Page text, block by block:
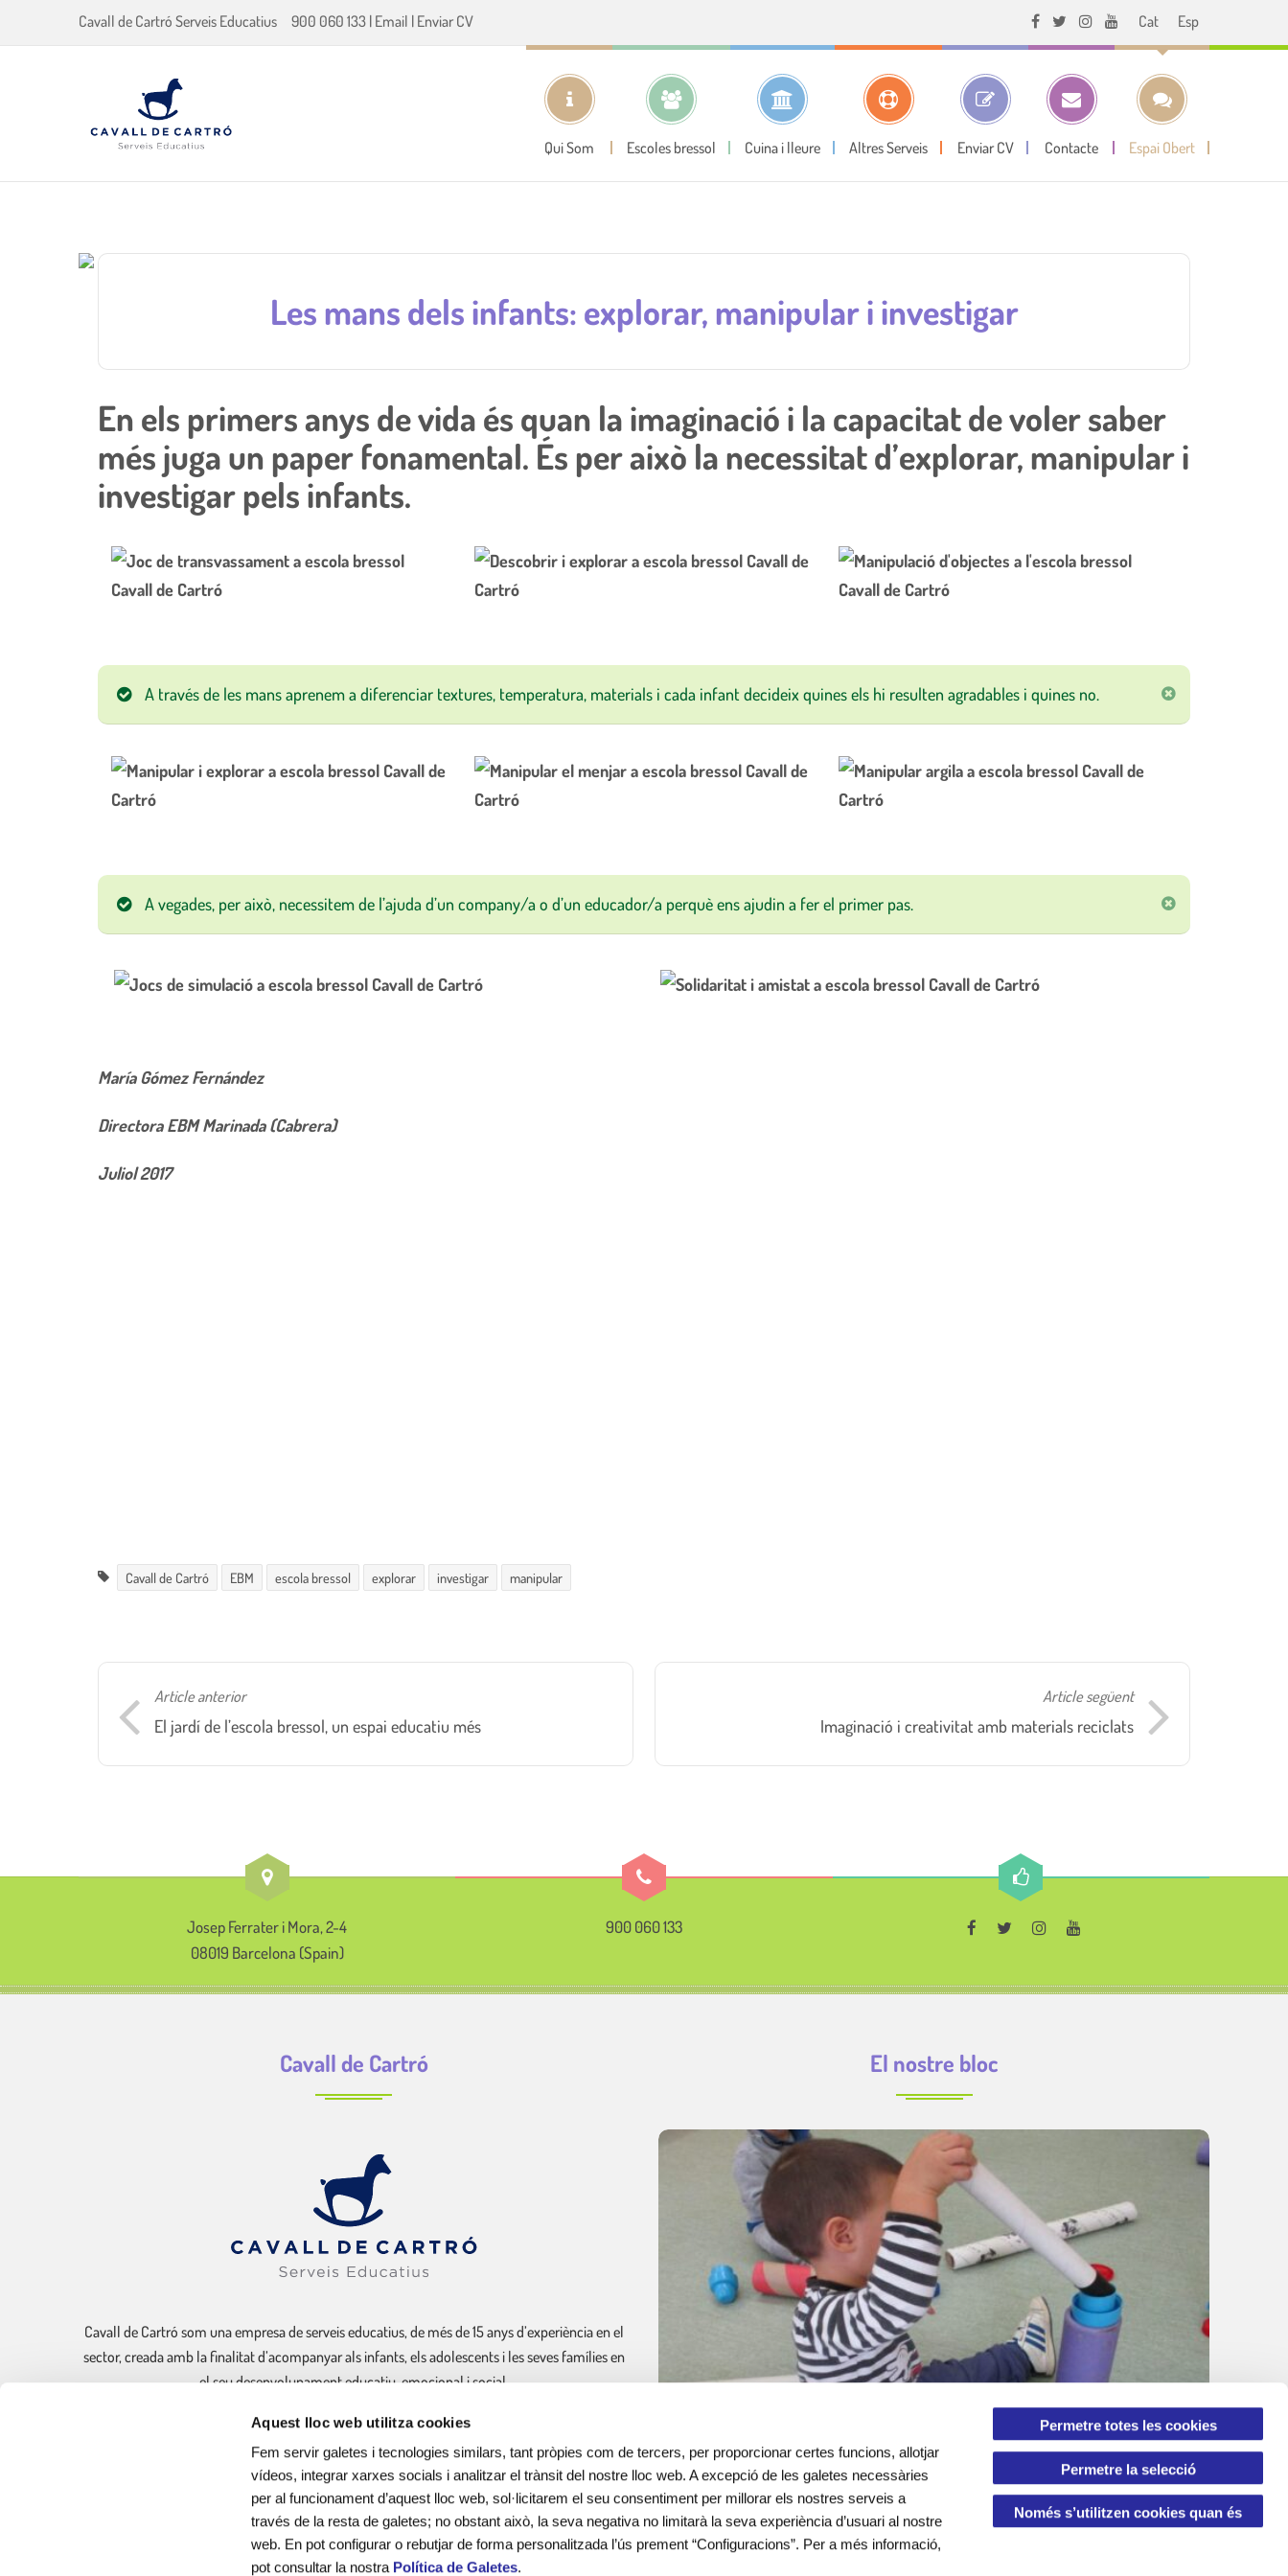
Aquest lloc web utilitza cookies
Fem servir galetes i tecnologies similars, tant pròpies com de tercers, per proporcionar certes funcions, allotjar
vídeos, integrar xarxes socials i analitzar el trànsit del nostre lloc web. A excepció de les galetes necessàries
per al funcionament d’aquest lloc web, sol·licitarem el seu consentiment per millorar els nostres serveis a
través de la resta de galetes; no obstant això, la seva negativa no limitarà la seva experiència d’usuari al nostre
web. En pot configurar o rebutjar de forma personalitzada l’ús prement “Configuracions”. Per a més informació,
pot consultar la nostra Política de Galetes.
Permetre totes les cookies
Permetre la selecció
Només s’utilitzen cookies quan és
Cavall de Cartró Serveis Educatius 900 060 133 | Email | Enviar CV Cat Esp
Qui Som Escoles bressol Cuina i lleure Altres Serveis Enviar CV Contacte Espai Obert
Les mans dels infants: explorar, manipular i investigar
En els primers anys de vida és quan la imaginació i la capacitat de voler saber
més juga un paper fonamental. És per això la necessitat d’explorar, manipular i
investigar pels infants.
A través de les mans aprenem a diferenciar textures, temperatura, materials i cada infant decideix quines els hi resulten agradables i quines no.
A vegades, per això, necessitem de l’ajuda d’un company/a o d’un educador/a perquè ens ajudin a fer el primer pas.
María Gómez Fernández
Directora EBM Marinada (Cabrera)
Juliol 2017
Cavall de Cartró EBM escola bressol explorar investigar manipular
Article anterior
El jardí de l’escola bressol, un espai educatiu més
Article següent
Imaginació i creativitat amb materials reciclats
Josep Ferrater i Mora, 2-4
08019 Barcelona (Spain)
900 060 133
Cavall de Cartró
Cavall de Cartró som una empresa de serveis educatius, de més de 15 anys d’experiència en el
sector, creada amb la finalitat d’acompanyar als infants, els adolescents i les seves famílies en
el seu desenvolupament educatiu, emocional i social.
Sóm experts en la gestió de llars d’infants municipals, cuines escolars i lleure educatiu.
El nostre bloc
Comença el nou curs a les escoles bress